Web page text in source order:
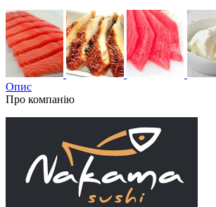
Опис
Про компанію